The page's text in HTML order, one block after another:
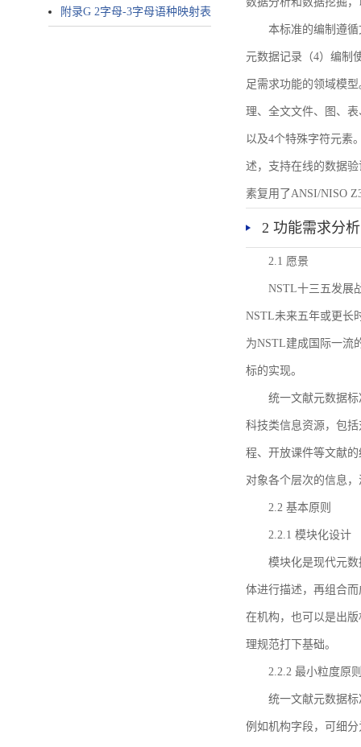
附录G 2字母-3字母语种映射表
本标准的编制遵
元数据记录（4）编制
足需求功能的领域模
理、全文文件、图、
以及4个特殊字符元素
述，支持在线的数据
素复用了ANSI/NISO
2 功能需求分析
2.1 愿景
NSTL十三五发展
NSTL未来五年或更长
为NSTL建成国际一流
标的实现。
统一文献元数据
科技类信息资源，包
程、开放课件等文献
对象各个层次的信息
2.2 基本原则
2.2.1 模块化设计
模块化是现代元
体进行描述，再组合
在机构，也可以是出
理规范打下基础。
2.2.2 最小粒度原
统一文献元数据
例如机构字段，可细